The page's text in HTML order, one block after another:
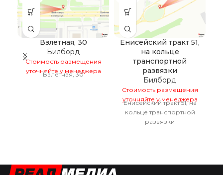
Взлетная, 30
Билборд
Стоимость размещения
уточняйте у менеджера
Взлетная, 30
Енисейский тракт 51,
на кольце
транспортной
развязки
Билборд
Стоимость размещения
уточняйте у менеджера
Енисейский тракт 51, на
кольце транспортной
развязки